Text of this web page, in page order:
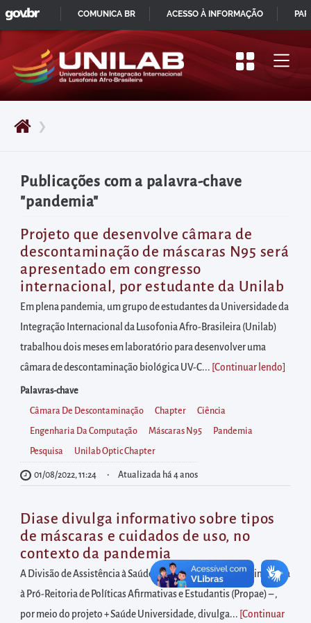
Pular
para
início
do
principal
Acessar
diretamente
o
menu
principal
Acessar
diretamente
à
área
para
realizar
buscas
internas
Acessar
diretamente
informações
postas
no
rodapé
❯
Publicações com a palavra-chave
"pandemia"
Projeto que desenvolve câmara de
descontaminação de máscaras N95 será
apresentado em congresso
internacional, por estudante da Unilab
Em plena pandemia, um grupo de estudantes da Universidade da
Integração Internacional da Lusofonia Afro-Brasileira (Unilab)
trabalhou dois meses em laboratório para desenvolver uma
câmara de descontaminação biológica UV-C... [Continuar lendo
Palavras-chave
Câmara De Descontaminação Chapter Ciência
Engenharia Da Computação Máscaras N95 Pandemia
Pesquisa Unilab Optic Chapter
01/08/2022, 11:24 Atualizada há 4 anos
Diase divulga informativo sobre tipos
de máscaras e cuidados de uso, no
contexto da pandemia
A Divisão de Assistência à Saúde do Estudante (Diase) – vinculada
à Pró-Reitoria de Políticas Afirmativas e Estudantis (Propae) – ,
por meio do projeto + Saúde Universidade, divulga... [Continuar
IR
PARA
CONTEÚDO
GOVBR
COMUNICA BR ACESSO À INFORMAÇÃO